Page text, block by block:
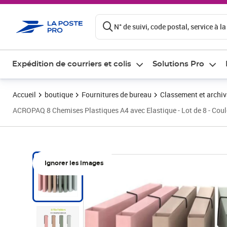
N° de suivi, code postal, service à
Expédition de courriers et colis Solutions Pro
Accueil boutique Fournitures de bureau
Classement et
ACROPAQ 8 Chemises Plastiques A4 avec Elastique - Lot de 8 -
Ignorer les images